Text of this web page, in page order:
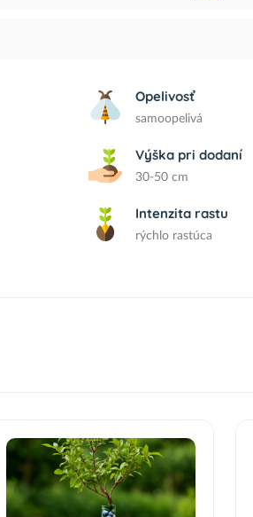
Opelivosť
samoopelivá
Výška pri dodaní
30-50 cm
Intenzita rastu
rýchlo rastúca